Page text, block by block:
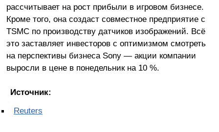
рассчитывает на рост прибыли в игровом бизнесе.
Кроме того, она создаст совместное предприятие с
TSMC по производству датчиков изображений. Всё
это заставляет инвесторов с оптимизмом смотреть
на перспективы бизнеса Sony — акции компании
выросли в цене в понедельник на 10 %.
Источник:
Reuters